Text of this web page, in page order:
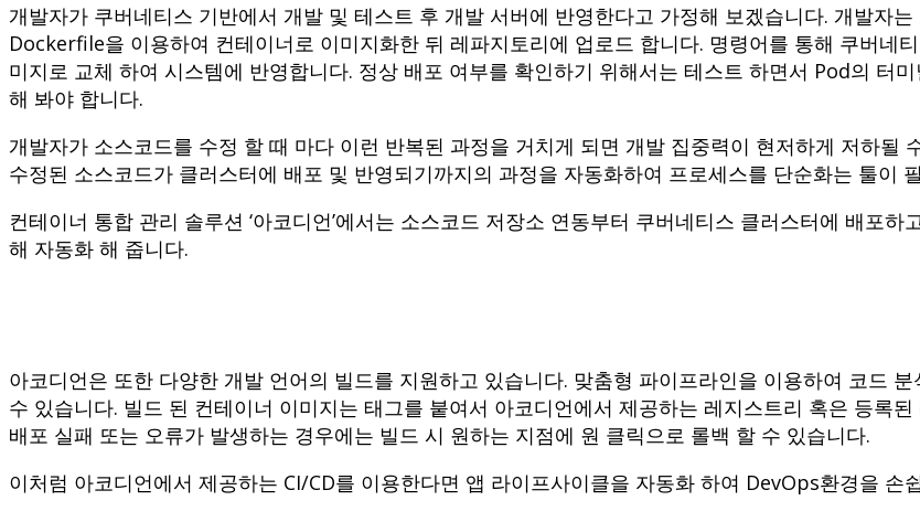
개발자가 쿠버네티스 기반에서 개발 및 테스트 후 개발 서버에 반영한다고 가정해 보겠습니다. 개발자
Dockerfile을 이용하여 컨테이너로 이미지화한 뒤 레파지토리에 업로드 합니다. 명령어를 통해 쿠버네
미지로 교체 하여 시스템에 반영합니다. 정상 배포 여부를 확인하기 위해서는 테스트 하면서 Pod의 터
해 봐야 합니다.
개발자가 소스코드를 수정 할 때 마다 이런 반복된 과정을 거치게 되면 개발 집중력이 현저하게 저하될
수정된 소스코드가 클러스터에 배포 및 반영되기까지의 과정을 자동화하여 프로세스를 단순화는 툴이
컨테이너 통합 관리 솔루션 ‘아코디언’에서는 소스코드 저장소 연동부터 쿠버네티스 클러스터에 배포
해 자동화 해 줍니다.
아코디언은 또한 다양한 개발 언어의 빌드를 지원하고 있습니다. 맞춤형 파이프라인을 이용하여 코드
수 있습니다. 빌드 된 컨테이너 이미지는 태그를 붙여서 아코디언에서 제공하는 레지스트리 혹은 등록
배포 실패 또는 오류가 발생하는 경우에는 빌드 시 원하는 지점에 원 클릭으로 롤백 할 수 있습니다.
이처럼 아코디언에서 제공하는 CI/CD를 이용한다면 앱 라이프사이클을 자동화 하여 DevOps환경을 손